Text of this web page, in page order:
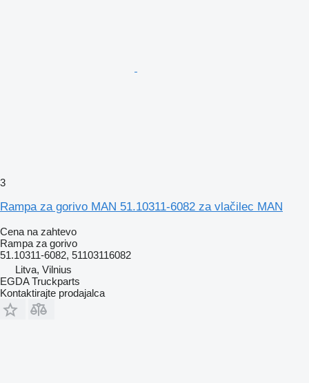
3
Rampa za gorivo MAN 51.10311-6082 za vlačilec MAN
Cena na zahtevo
Rampa za gorivo
51.10311-6082, 51103116082
Litva, Vilnius
EGDA Truckparts
Kontaktirajte prodajalca